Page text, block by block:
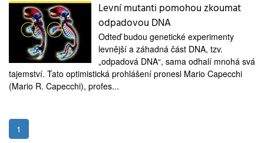
Levní mutanti pomohou zkoumat
odpadovou DNA
Odteď budou genetické experimenty
levnější a záhadná část DNA, tzv.
„odpadová DNA“, sama odhalí mnohá svá
tajemství. Tato optimistická prohlášení pronesl Mario Capecchi
(Mario R. Capecchi), profes...
1